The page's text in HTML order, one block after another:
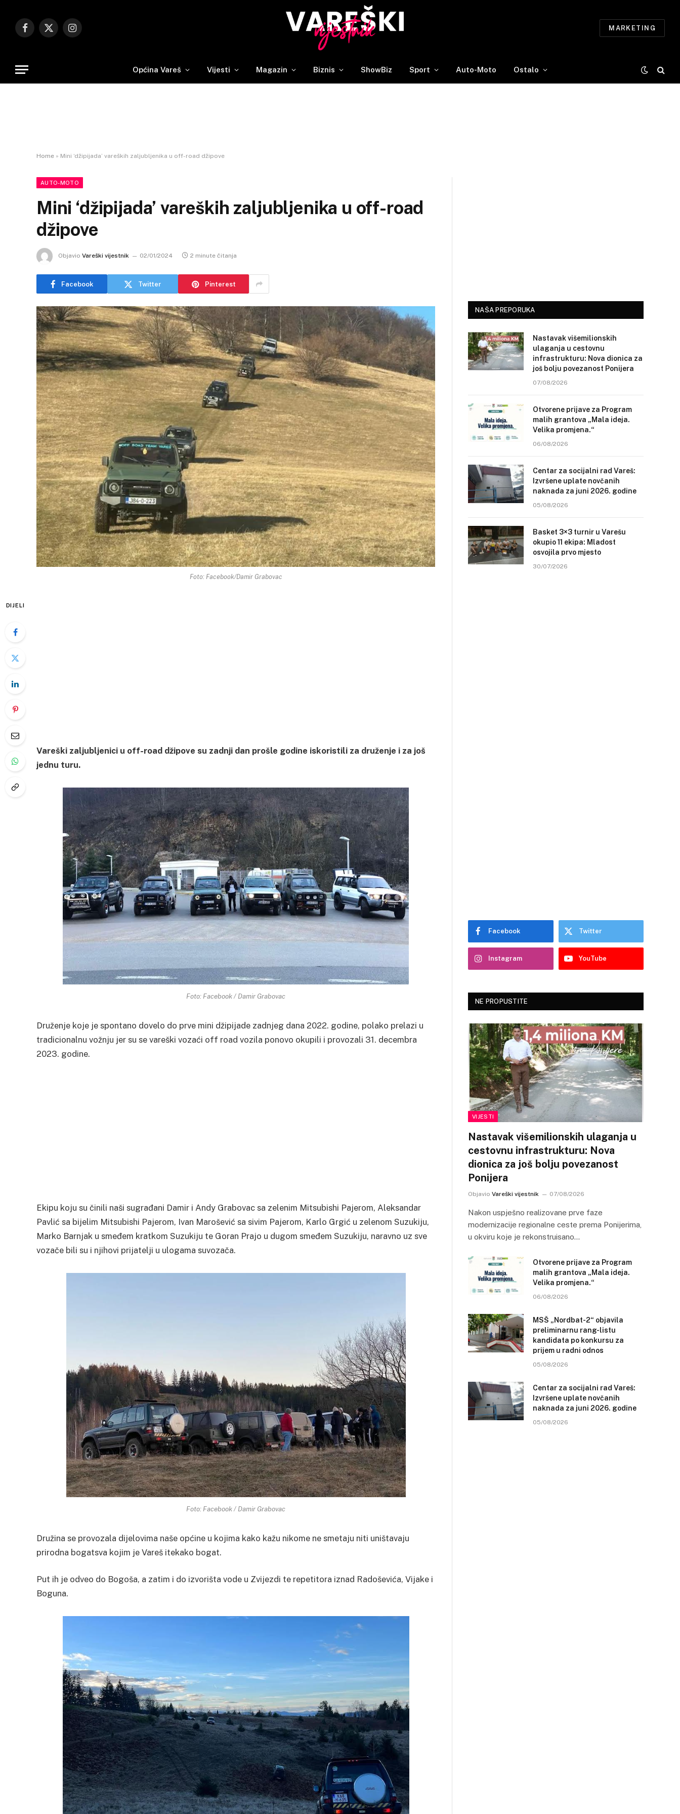
Facebook
X
Instagram
MARKETING
Općina Vareš Vijesti Magazin Biznis ShowBiz Sport Auto-Moto Ostalo
Home » Mini ‘džipijada’ vareških zaljubljenika u off-road džipove
AUTO-MOTO
Mini ‘džipijada’ vareških zaljubljenika u off-road
džipove
Objavio Vareški vijestnik 02/01/2024 2 minute čitanja
Facebook Twitter Pinterest
Foto: Facebook/Damir Grabovac
DIJELI
Vareški zaljubljenici u off-road džipove su zadnji dan prošle godine iskoristili za druženje i za još
jednu turu.
Foto: Facebook / Damir Grabovac
Druženje koje je spontano dovelo do prve mini džipijade zadnjeg dana 2022. godine, polako prelazi u
tradicionalnu vožnju jer su se vareški vozaći off road vozila ponovo okupili i provozali 31. decembra
2023. godine.
Ekipu koju su činili naši sugrađani Damir i Andy Grabovac sa zelenim Mitsubishi Pajerom, Aleksandar
Pavlić sa bijelim Mitsubishi Pajerom, Ivan Marošević sa sivim Pajerom, Karlo Grgić u zelenom Suzukiju,
Marko Barnjak u smeđem kratkom Suzukiju te Goran Prajo u dugom smeđem Suzukiju, naravno uz sve
vozače bili su i njihovi prijatelji u ulogama suvozača.
Foto: Facebook / Damir Grabovac
Družina se provozala dijelovima naše općine u kojima kako kažu nikome ne smetaju niti uništavaju
prirodna bogatsva kojim je Vareš itekako bogat.
Put ih je odveo do Bogoša, a zatim i do izvorišta vode u Zvijezdi te repetitora iznad Radoševića, Vijake i
Boguna.
NAŠA PREPORUKA
Nastavak višemilionskih
ulaganja u cestovnu
infrastrukturu: Nova dionica za
još bolju povezanost Ponijera
07/08/2026
Otvorene prijave za Program
malih grantova „Mala ideja.
Velika promjena.“
06/08/2026
Centar za socijalni rad Vareš:
Izvršene uplate novčanih
naknada za juni 2026. godine
05/08/2026
Basket 3×3 turnir u Varešu
okupio 11 ekipa: Mladost
osvojila prvo mjesto
30/07/2026
Facebook Twitter
Instagram YouTube
NE PROPUSTITE
VIJESTI
Nastavak višemilionskih ulaganja u
cestovnu infrastrukturu: Nova
dionica za još bolju povezanost
Ponijera
Objavio Vareški vijestnik 07/08/2026
Nakon uspješno realizovane prve faze
modernizacije regionalne ceste prema Ponijerima,
u okviru koje je rekonstruisano…
Otvorene prijave za Program
malih grantova „Mala ideja.
Velika promjena.“
06/08/2026
MSŠ „Nordbat-2“ objavila
preliminarnu rang-listu
kandidata po konkursu za
prijem u radni odnos
05/08/2026
Centar za socijalni rad Vareš:
Izvršene uplate novčanih
naknada za juni 2026. godine
05/08/2026